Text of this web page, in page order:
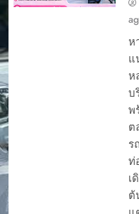
ห
แ
ห
บ
พ
ต
ร
ท่
เ
ต้